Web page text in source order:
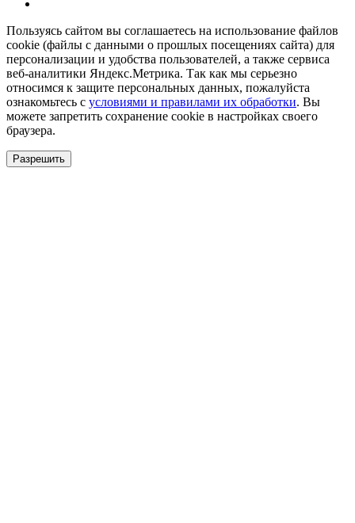
Пользуясь сайтом вы соглашаетесь на использование файлов
cookie (файлы с данными о прошлых посещениях сайта) для
персонализации и удобства пользователей, а также сервиса
веб-аналитики Яндекс.Метрика. Так как мы серьезно
относимся к защите персональных данных, пожалуйста
ознакомьтесь с условиями и правилами их обработки. Вы
можете запретить сохранение cookie в настройках своего
браузера.
Разрешить